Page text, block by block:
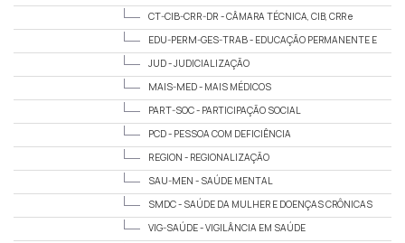
CT-CIB-CRR-DR -CÂMARA TÉCNICA, CIB, CRR e
DEMANDAS REGIONAIS
EDU-PERM-GES-TRAB - EDUCAÇÃO PERMANENTE E
GESTÃO DO TRABALHO
JUD -JUDICIALIZAÇÃO
MAIS-MED - MAIS MÉDICOS
PART-SOC - PARTICIPAÇÃO SOCIAL
PCD - PESSOA COM DEFICIÊNCIA
REGION - REGIONALIZAÇÃO
SAU-MEN - SAÚDE MENTAL
SMDC - SAÚDE DA MULHER E DOENÇAS CRÔNICAS
VIG-SAÚDE -VIGILÂNCIA EM SAÚDE